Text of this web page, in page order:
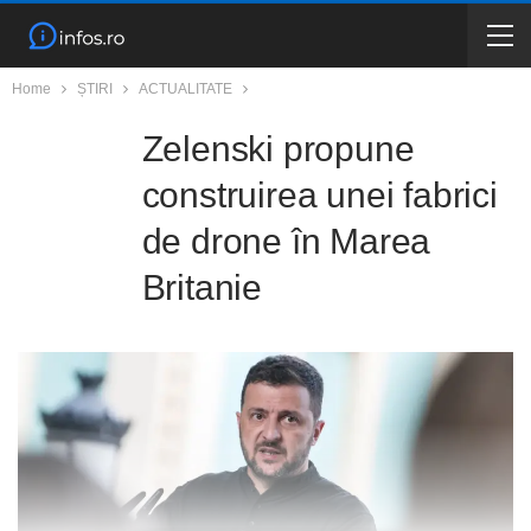
Home ȘTIRI ACTUALITATE
Zelenski propune
construirea unei fabrici
de drone în Marea
Britanie